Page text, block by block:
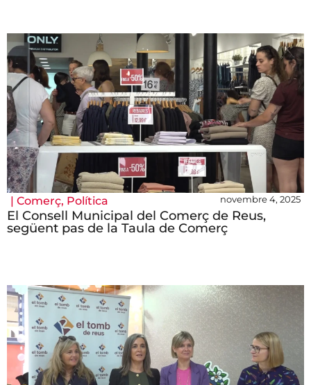
| Comerç, Política novembre 4, 2025
El Consell Municipal del Comerç de Reus,
següent pas de la Taula de Comerç